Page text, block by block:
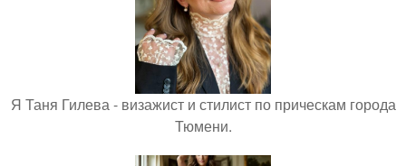
Я Таня Гилева - визажист и стилист по прическам города
Тюмени.